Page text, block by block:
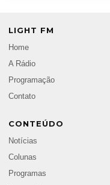
LIGHT FM
Home
A Rádio
Programação
Contato
CONTEÚDO
Notícias
Colunas
Programas